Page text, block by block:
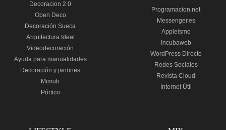
Decoracion 2.0
Open Deco
Decoración Sueca
Arquitectura Ideal
Videodecoración
Ayuda para manualidades
Decoración y jardines
Mimub
Pórtico
Programacion.net
Messenger.es
Appleismo
Incubaweb
WordPress Directo
Redes Sociales
Revista Cloud
Internet Útil